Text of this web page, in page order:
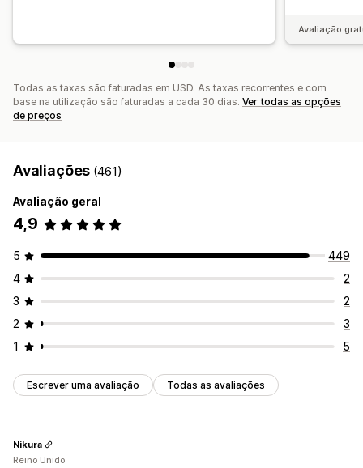
Conformidade com o RGPD
Avaliação
Todas as taxas são faturadas em USD. As taxas recorrentes e com
base na utilização são faturadas a cada 30 dias. Ver todas as opções
de preços
Avaliações (461)
Avaliação geral
4,9
5
449
4
2
3
2
2
3
1
5
Escrever uma avaliação Todas as avaliações
Nikura
Reino Unido